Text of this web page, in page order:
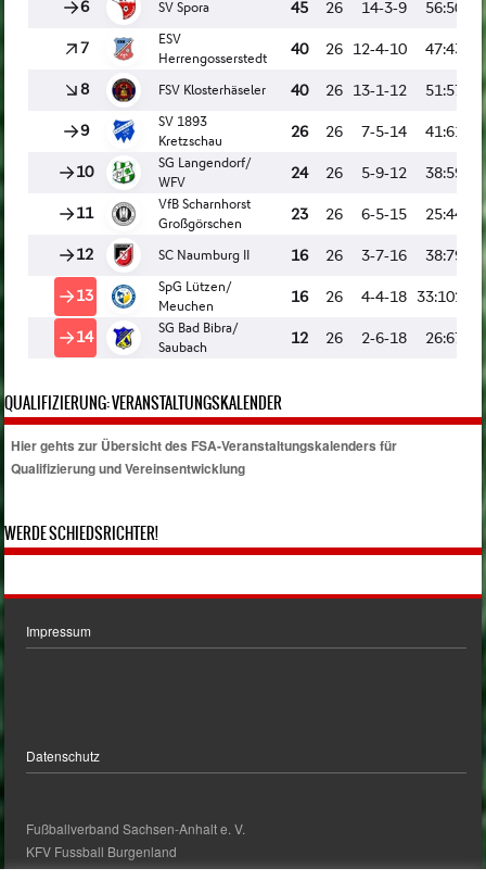
QUALIFIZIERUNG: VERANSTALTUNGSKALENDER
Hier gehts zur Übersicht des FSA-Veranstaltungskalenders für
Qualifizierung und Vereinsentwicklung
WERDE SCHIEDSRICHTER!
Impressum
Datenschutz
Fußballverband Sachsen-Anhalt e. V.
KFV Fussball Burgenland
kontakt@kfv-fussball-burgenland.de